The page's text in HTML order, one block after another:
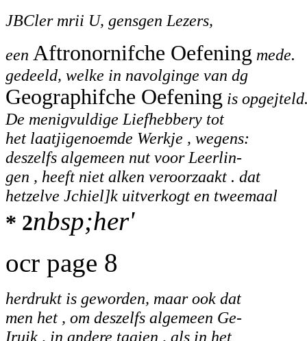
JBCler mrii U, gensgen Lezers,
een Aftronornifche Oefening mede.
gedeeld, welke in navolginge van dg
Geographifche Oefening is
De menigvuldige Liefhebbery tot
het laatjigenoemde Werkje , wegens:
deszelfs algemeen nut voor Leerlin-
gen , heeft niet alken veroorzaakt . dat
hetzelve Jchiel]k uitverkogt en tweemaal
* 2nbsp;her'
ocr page 8
herdrukt is geworden, maar ook dat
men het , om deszelfs algemeen Ge-
Iruik , in andere taaien , als in het